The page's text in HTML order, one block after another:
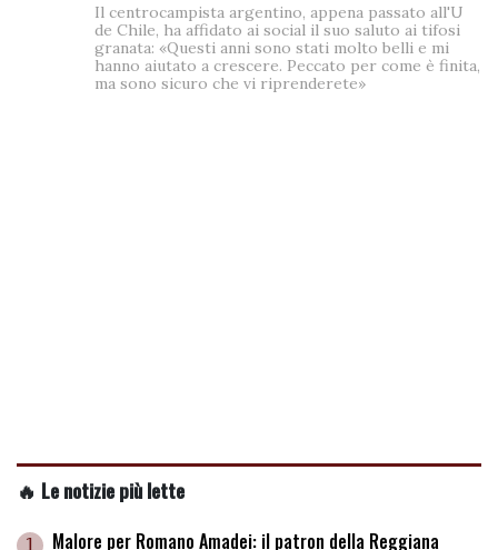
Il centrocampista argentino, appena passato all'U
de Chile, ha affidato ai social il suo saluto ai tifosi
granata: «Questi anni sono stati molto belli e mi
hanno aiutato a crescere. Peccato per come è finita,
ma sono sicuro che vi riprenderete»
🔥 Le notizie più lette
1 Malore per Romano Amadei: il patron della Reggiana